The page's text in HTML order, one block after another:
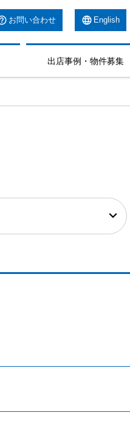
お問い合わせ English
出店事例・物件募集